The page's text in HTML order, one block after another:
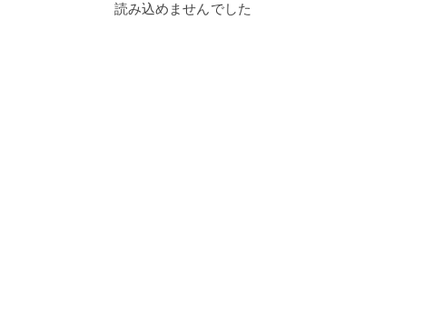
読み込めませんでした